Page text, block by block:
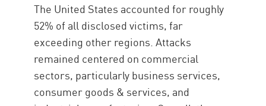
The United States accounted for roughly
52% of all disclosed victims, far
exceeding other regions. Attacks
remained centered on commercial
sectors, particularly business services,
consumer goods & services, and